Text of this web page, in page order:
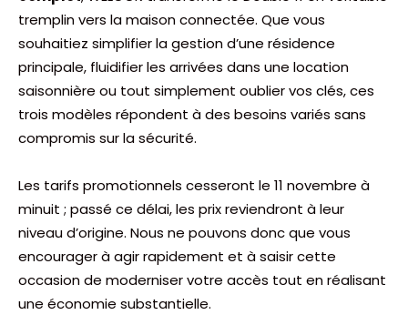
tremplin vers la maison connectée. Que vous
souhaitiez simplifier la gestion d’une résidence
principale, fluidifier les arrivées dans une location
saisonnière ou tout simplement oublier vos clés, ces
trois modèles répondent à des besoins variés sans
compromis sur la sécurité.
Les tarifs promotionnels cesseront le 11 novembre à
minuit ; passé ce délai, les prix reviendront à leur
niveau d’origine. Nous ne pouvons donc que vous
encourager à agir rapidement et à saisir cette
occasion de moderniser votre accès tout en réalisant
une économie substantielle.